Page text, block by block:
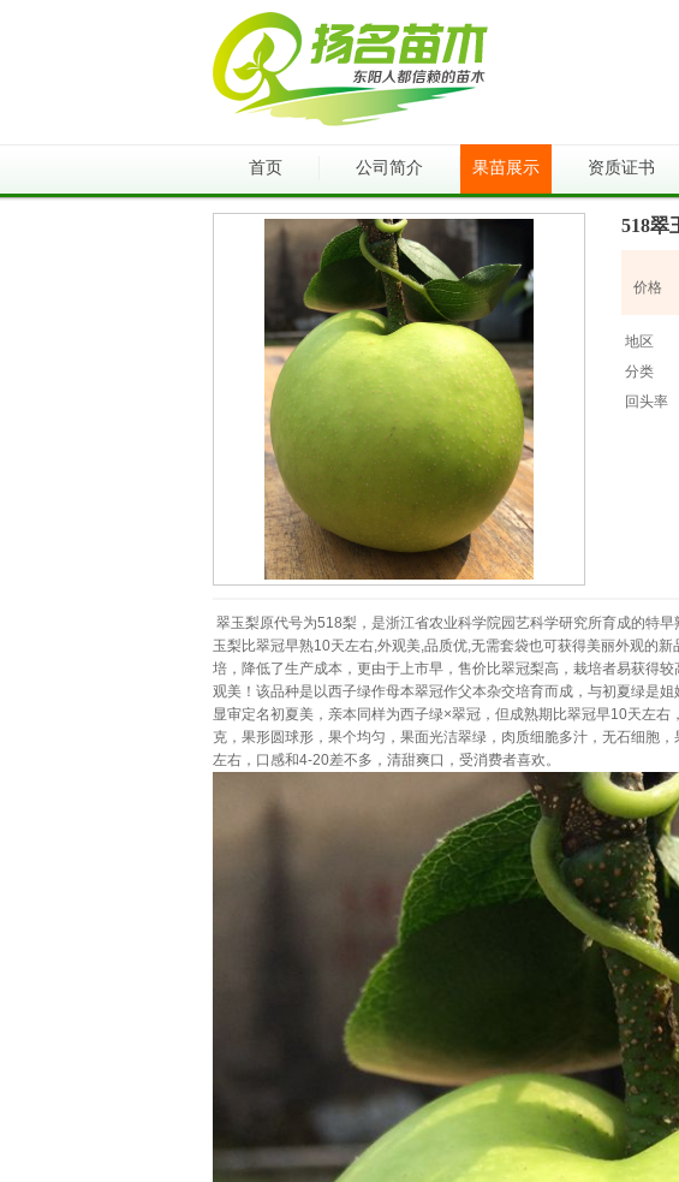
首页 公司简介 果苗展示 资质证书
518翠
价格
地区
分类
回头率
翠玉梨原代号为518梨，是浙江省农业科学院园艺科学研究所育成的特
玉梨比翠冠早熟10天左右,外观美,品质优,无需套袋也可获得美丽外观的
培，降低了生产成本，更由于上市早，售价比翠冠梨高，栽培者易获得
观美！该品种是以西子绿作母本翠冠作父本杂交培育而成，与初夏绿是
显审定名初夏美，亲本同样为西子绿×翠冠，但成熟期比翠冠早10天左
克，果形圆球形，果个均匀，果面光洁翠绿，肉质细脆多汁，无石细胞
左右，口感和4-20差不多，清甜爽口，受消费者喜欢。